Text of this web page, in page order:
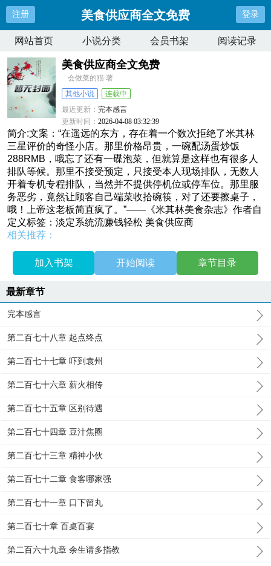
注册 美食供应商全文免费 登录
网站首页 小说分类 会员书架 阅读记录
美食供应商全文免费
会做菜的猫 著
其他小说
连载中
最近更新：完本感言
更新时间：2026-04-08 03:32:39
简介:文案：“在遥远的东方，存在着一个数次拒绝了米其林
三星评价的奇怪小店。那里价格昂贵，一碗配汤蛋炒饭
288RMB，哦忘了还有一碟泡菜，但就算是这样也有很多人
排队等候。那里不接受预定，只接受本人现场排队，无数人
开着专机专程排队，当然并不提供停机位或停车位。那里服
务恶劣，竟然让顾客自己端菜收拾碗筷，对了还要擦桌子，
哦！上帝这老板简直疯了。”——《米其林美食杂志》作者自
定义标签：淡定系统流赚钱轻松 美食供应商
相关推荐：
加入书架 开始阅读 章节目录
最新章节
完本感言
第二百七十八章 起点终点
第二百七十七章 吓到袁州
第二百七十六章 薪火相传
第二百七十五章 区别待遇
第二百七十四章 豆汁焦圈
第二百七十三章 精神小伙
第二百七十二章 食客哪家强
第二百七十一章 口下留丸
第二百七十章 百桌百宴
第二百六十九章 余生请多指教